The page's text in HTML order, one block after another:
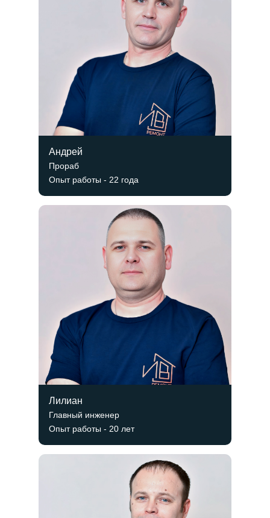
Прораб
Опыт работы - 22 года
Андрей
Лилиан
Опыт работы - 20 лет
Главный инженер